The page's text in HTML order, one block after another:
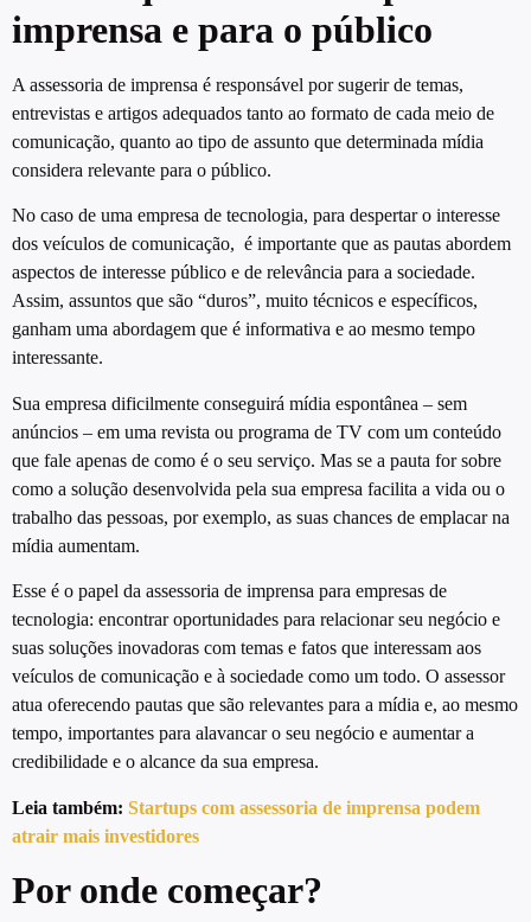
imprensa e para o público
A assessoria de imprensa é responsável por sugerir de temas,
entrevistas e artigos adequados tanto ao formato de cada meio de
comunicação, quanto ao tipo de assunto que determinada mídia
considera relevante para o público.
No caso de uma empresa de tecnologia, para despertar o interesse
dos veículos de comunicação, é importante que as pautas abordem
aspectos de interesse público e de relevância para a sociedade.
Assim, assuntos que são “duros”, muito técnicos e específicos,
ganham uma abordagem que é informativa e ao mesmo tempo
interessante.
Sua empresa dificilmente conseguirá mídia espontânea – sem
anúncios – em uma revista ou programa de TV com um conteúdo
que fale apenas de como é o seu serviço. Mas se a pauta for sobre
como a solução desenvolvida pela sua empresa facilita a vida ou o
trabalho das pessoas, por exemplo, as suas chances de emplacar na
mídia aumentam.
Esse é o papel da assessoria de imprensa para empresas de
tecnologia: encontrar oportunidades para relacionar seu negócio e
suas soluções inovadoras com temas e fatos que interessam aos
veículos de comunicação e à sociedade como um todo. O assessor
atua oferecendo pautas que são relevantes para a mídia e, ao mesmo
tempo, importantes para alavancar o seu negócio e aumentar a
credibilidade e o alcance da sua empresa.
Leia também: Startups com assessoria de imprensa podem
atrair mais investidores
Por onde começar?